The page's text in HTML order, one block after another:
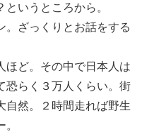
いうところから。
。ざっくりとお話をする
ほど。その中で日本人は
恐らく３万人くらい。街
自然。２時間走れば野生